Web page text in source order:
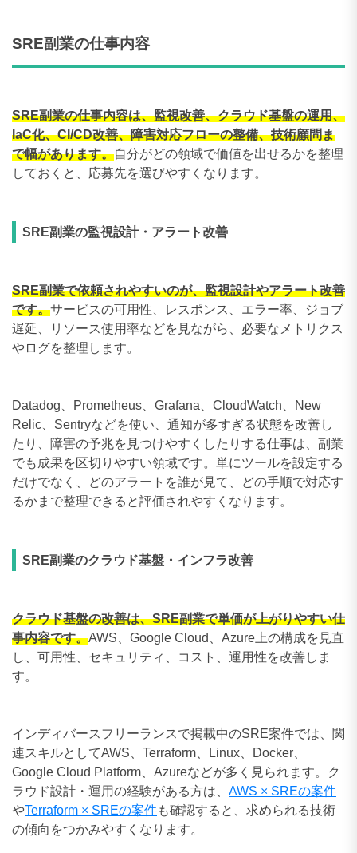
SRE副業の仕事内容
SRE副業の仕事内容は、監視改善、クラウド基盤の運用、
IaC化、CI/CD改善、障害対応フローの整備、技術顧問ま
で幅があります。自分がどの領域で価値を出せるかを整理
しておくと、応募先を選びやすくなります。
SRE副業の監視設計・アラート改善
SRE副業で依頼されやすいのが、監視設計やアラート改善
です。サービスの可用性、レスポンス、エラー率、ジョブ
遅延、リソース使用率などを見ながら、必要なメトリクス
やログを整理します。
Datadog、Prometheus、Grafana、CloudWatch、New
Relic、Sentryなどを使い、通知が多すぎる状態を改善し
たり、障害の予兆を見つけやすくしたりする仕事は、副業
でも成果を区切りやすい領域です。単にツールを設定する
だけでなく、どのアラートを誰が見て、どの手順で対応す
るかまで整理できると評価されやすくなります。
SRE副業のクラウド基盤・インフラ改善
クラウド基盤の改善は、SRE副業で単価が上がりやすい仕
事内容です。AWS、Google Cloud、Azure上の構成を見直
し、可用性、セキュリティ、コスト、運用性を改善しま
す。
インディバースフリーランスで掲載中のSRE案件では、関
連スキルとしてAWS、Terraform、Linux、Docker、
Google Cloud Platform、Azureなどが多く見られます。ク
ラウド設計・運用の経験がある方は、 AWS × SREの案件
やTerraform × SREの案件も確認すると、求められる技術
の傾向をつかみやすくなります。